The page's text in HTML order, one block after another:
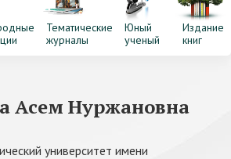
Тематические
журналы
Юный
ученый
Издание
книг
Асем Нуржановна
университет имени